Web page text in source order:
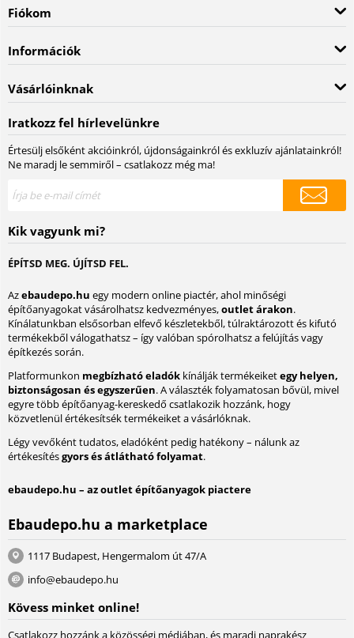
Fiókom
Információk
Vásárlóinknak
Iratkozz fel hírlevelünkre
Értesülj elsőként akcióinkról, újdonságainkról és exkluzív ajánlatainkról!
Ne maradj le semmiről – csatlakozz még ma!
Kik vagyunk mi?
ÉPÍTSD MEG. ÚJÍTSD FEL.
Azebaudepo.hu egy modern online piactér, ahol minőségi
építőanyagokat vásárolhatsz kedvezményes,outlet árakon.
Kínálatunkban elsősorban elfevő készletekből, túlraktározott és kifutó
termékekből válogathatsz – így valóban spórolhatsz a felújítás vagy
építkezés során.
Platformunkon megbízható eladók kínálják termékeiketegy helyen,
biztonságosan és egyszerűen. A választék folyamatosan bővül, mivel
egyre több építőanyag-kereskedő csatlakozik hozzánk, hogy
közvetlenül értékesítsék termékeiket a vásárlóknak.
Légy vevőként tudatos, eladóként pedig hatékony – nálunk az
értékesítésgyors és átlátható folyamat.
ebaudepo.hu – az outlet építőanyagok piactere
Ebaudepo.hu a marketplace
1117 Budapest, Hengermalom út 47/A
info@ebaudepo.hu
Kövess minket online!
Csatlakozz hozzánk a közösségi médiában, és maradj naprakész